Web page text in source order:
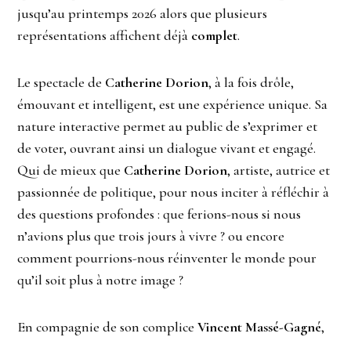
jusqu’au printemps 2026 alors que plusieurs
représentations affichent déjà complet.
Le spectacle de Catherine Dorion, à la fois drôle,
émouvant et intelligent, est une expérience unique. Sa
nature interactive permet au public de s’exprimer et
de voter, ouvrant ainsi un dialogue vivant et engagé.
Qui de mieux que Catherine Dorion, artiste, autrice et
passionnée de politique, pour nous inciter à réfléchir à
des questions profondes : que ferions-nous si nous
n’avions plus que trois jours à vivre ? ou encore
comment pourrions-nous réinventer le monde pour
qu’il soit plus à notre image ?
En compagnie de son compliceVincent Massé-Gagné,